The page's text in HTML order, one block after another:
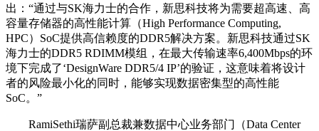
出：“通过与SK海力士的合作，新思科技将为需要超高速、高
容量存储器的高性能计算（High Performance Computing,
HPC）SoC提供高信赖度的DDR5解决方案。新思科技通过SK
海力士的DDR5 RDIMM模组，在最大传输速率6,400Mbps的环
境下完成了‘DesignWare DDR5/4 IP’的验证，这意味着将设计
者的风险最小化的同时，能够实现数据密集型的高性能
SoC。”
RamiSethi瑞萨副总裁兼数据中心业务部门（Data Center